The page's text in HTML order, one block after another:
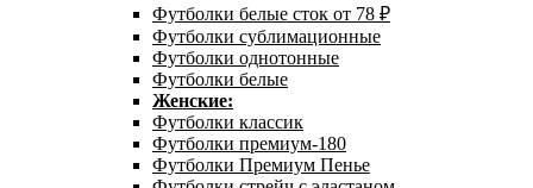
Футболки белые сток от 78 ₽
Футболки сублимационные
Футболки однотонные
Футболки белые
Женские:
Футболки классик
Футболки премиум-180
Футболки Премиум Пенье